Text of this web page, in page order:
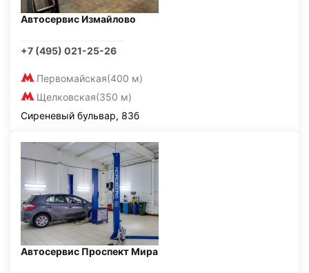
Автосервис Измайлово
+7 (495) 021-25-26
Первомайская(400 м)
Щелковская(350 м)
Сиреневый бульвар, 83б
Автосервис Проспект Мира